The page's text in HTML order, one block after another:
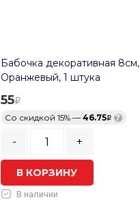
Бабочка декоративная 8см,
Оранжевый, 1 штука
55
Со скидкой 15% — 46.75 ?
- +
В КОРЗИНУ
В наличии